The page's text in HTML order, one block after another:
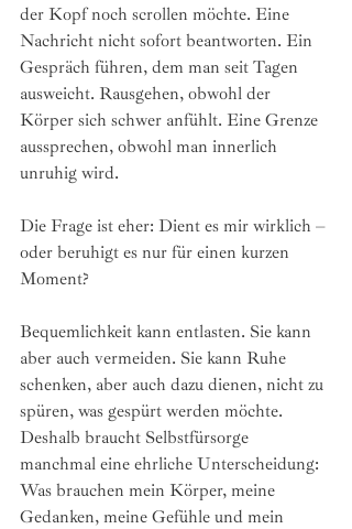
der Kopf noch scrollen möchte. Eine
Nachricht nicht sofort beantworten. Ein
Gespräch führen, dem man seit Tagen
ausweicht. Rausgehen, obwohl der
Körper sich schwer anfühlt. Eine Grenze
aussprechen, obwohl man innerlich
unruhig wird.
Die Frage ist eher: Dient es mir wirklich –
oder beruhigt es nur für einen kurzen
Moment?
Bequemlichkeit kann entlasten. Sie kann
aber auch vermeiden. Sie kann Ruhe
schenken, aber auch dazu dienen, nicht zu
spüren, was gespürt werden möchte.
Deshalb braucht Selbstfürsorge
manchmal eine ehrliche Unterscheidung:
Was brauchen mein Körper, meine
Gedanken, meine Gefühle und mein